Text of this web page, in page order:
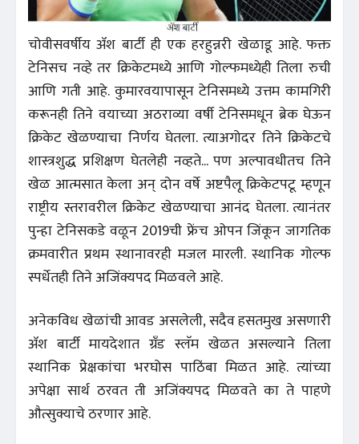
चोवीसवर्षीय ॲश बार्टी ही एक हरहुन्नरी खेळाडू आहे. फक्त
टेनिसच नव्हे तर क्रिकेटमध्ये आणि गोल्फमध्येही तिला रुची
आणि गती आहे. कुमारवयापासून टेनिसमध्ये उत्तम कामगिरी
करूनही तिने वयाच्या अठराव्या वर्षी टेनिसमधून ब्रेक घेऊन
क्रिकेट खेळण्याचा निर्णय घेतला. त्याअगोदर तिने क्रिकेटचे
शास्त्रशुद्ध प्रशिक्षण घेतलेही नव्हते... पण अल्पावधीतच तिने
खेळ आत्मसात केला अन्‌ दोन वर्षे अष्टपैलू क्रिकेटपटू म्हणून
राष्ट्रीय स्तरावरील क्रिकेट खेळण्याचा आनंद घेतला. त्यानंतर
पुन्हा टेनिसकडे वळून 2019ची फ्रेंच ओपन जिंकून जागतिक
क्रमवारीत प्रथम स्थानावरही मजल मारली. स्थानिक गोल्फ
स्पर्धेतही तिने अजिंक्यपद मिळवले आहे.
अनेकविध खेळांची आवड असलेली, सदैव हसतमुख असणारी
ॲश बार्टी मायदेशात ग्रँड स्लॅम खेळत असल्याने तिला
स्थानिक प्रेक्षकांचा भरघोस पाठिंबा मिळत आहे. त्यांच्या
अपेक्षा सार्थ ठरवत ती अजिंक्यपद मिळवते का ते पाहणे
औत्सुक्याचे ठरणार आहे.